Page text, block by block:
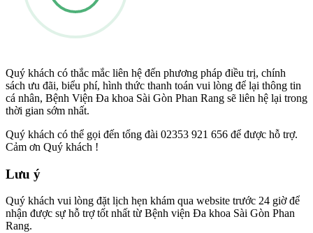
Quý khách có thắc mắc liên hệ đến phương pháp điều trị, chính
sách ưu đãi, biểu phí, hình thức thanh toán vui lòng để lại thông tin
cá nhân, Bệnh Viện Đa khoa Sài Gòn Phan Rang sẽ liên hệ lại trong
thời gian sớm nhất.
Quý khách có thể gọi đến tổng đài 02353 921 656 để được hỗ trợ.
Cảm ơn Quý khách !
Lưu ý
Quý khách vui lòng đặt lịch hẹn khám qua website trước 24 giờ để
nhận được sự hỗ trợ tốt nhất từ Bệnh viện Đa khoa Sài Gòn Phan
Rang.